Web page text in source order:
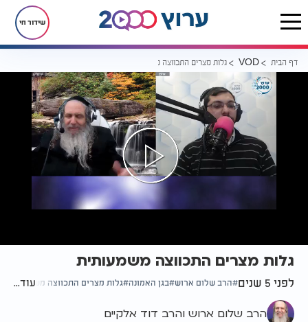
שידור חי
דף הבית VOD גלות מצרים התכווצה משמעותית
גלות מצרים התכווצה משמעותית
לפני 5 שנים הרב שלום ארוש בגן האמונה גלות מצרים התכווצה משמעותית
עוד...
הרב שלום ארוש והרב דוד אלקיים